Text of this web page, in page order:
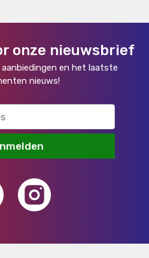
onze nieuwsbrief
en het laatste
nieuws!